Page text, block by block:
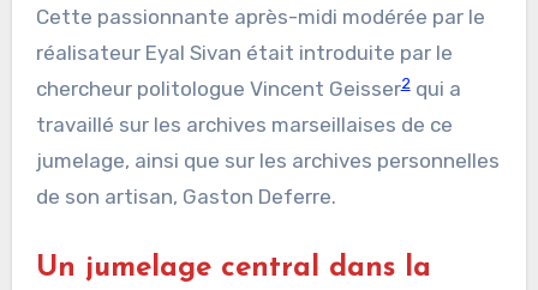
Cette passionnante après-midi modérée par le
réalisateur Eyal Sivan était introduite par le
chercheur politologue Vincent Geisser2qui a
travaillé sur les archives marseillaises de ce
jumelage, ainsi que sur les archives personnelles
de son artisan, Gaston Deferre.
Un jumelage central dans la